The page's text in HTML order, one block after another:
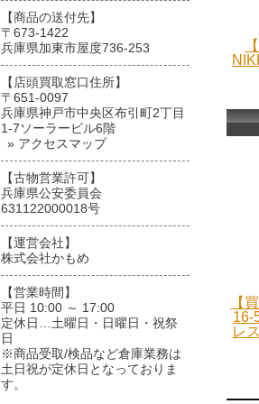
【
16-
レ
【商品の送付先】
〒673-1422
兵庫県加東市屋度736-253
【店頭買取窓口住所】
〒651-0097
兵庫県神戸市中央区布引町2丁目
1-7ソーラービル6階
» アクセスマップ
【古物営業許可】
兵庫県公安委員会
631122000018号
【運営会社】
株式会社かもめ
【営業時間】
平日 10:00 ～ 17:00
定休日…土曜日・日曜日・祝祭
日
※商品受取/検品など倉庫業務は
土日祝が定休日となっておりま
す。